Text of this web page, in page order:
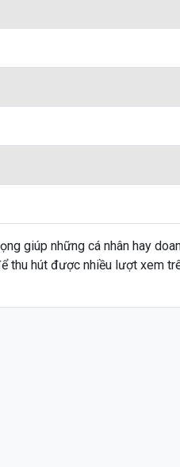
giúp những cá nhân hay
thu hút được nhiều lượt xem